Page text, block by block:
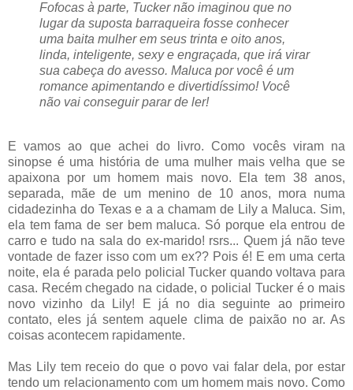
Fofocas à parte, Tucker não imaginou que no
lugar da suposta barraqueira fosse conhecer
uma baita mulher em seus trinta e oito anos,
linda, inteligente, sexy e engraçada, que irá virar
sua cabeça do avesso. Maluca por você é um
romance apimentando e divertidíssimo! Você
não vai conseguir parar de ler!
E vamos ao que achei do livro. Como vocês viram na
sinopse é uma história de uma mulher mais velha que se
apaixona por um homem mais novo. Ela tem 38 anos,
separada, mãe de um menino de 10 anos, mora numa
cidadezinha do Texas e a a chamam de Lily a Maluca. Sim,
ela tem fama de ser bem maluca. Só porque ela entrou de
carro e tudo na sala do ex-marido! rsrs... Quem já não teve
vontade de fazer isso com um ex?? Pois é! E em uma certa
noite, ela é parada pelo policial Tucker quando voltava para
casa. Recém chegado na cidade, o policial Tucker é o mais
novo vizinho da Lily! E já no dia seguinte ao primeiro
contato, eles já sentem aquele clima de paixão no ar. As
coisas acontecem rapidamente.
Mas Lily tem receio do que o povo vai falar dela, por estar
tendo um relacionamento com um homem mais novo. Como